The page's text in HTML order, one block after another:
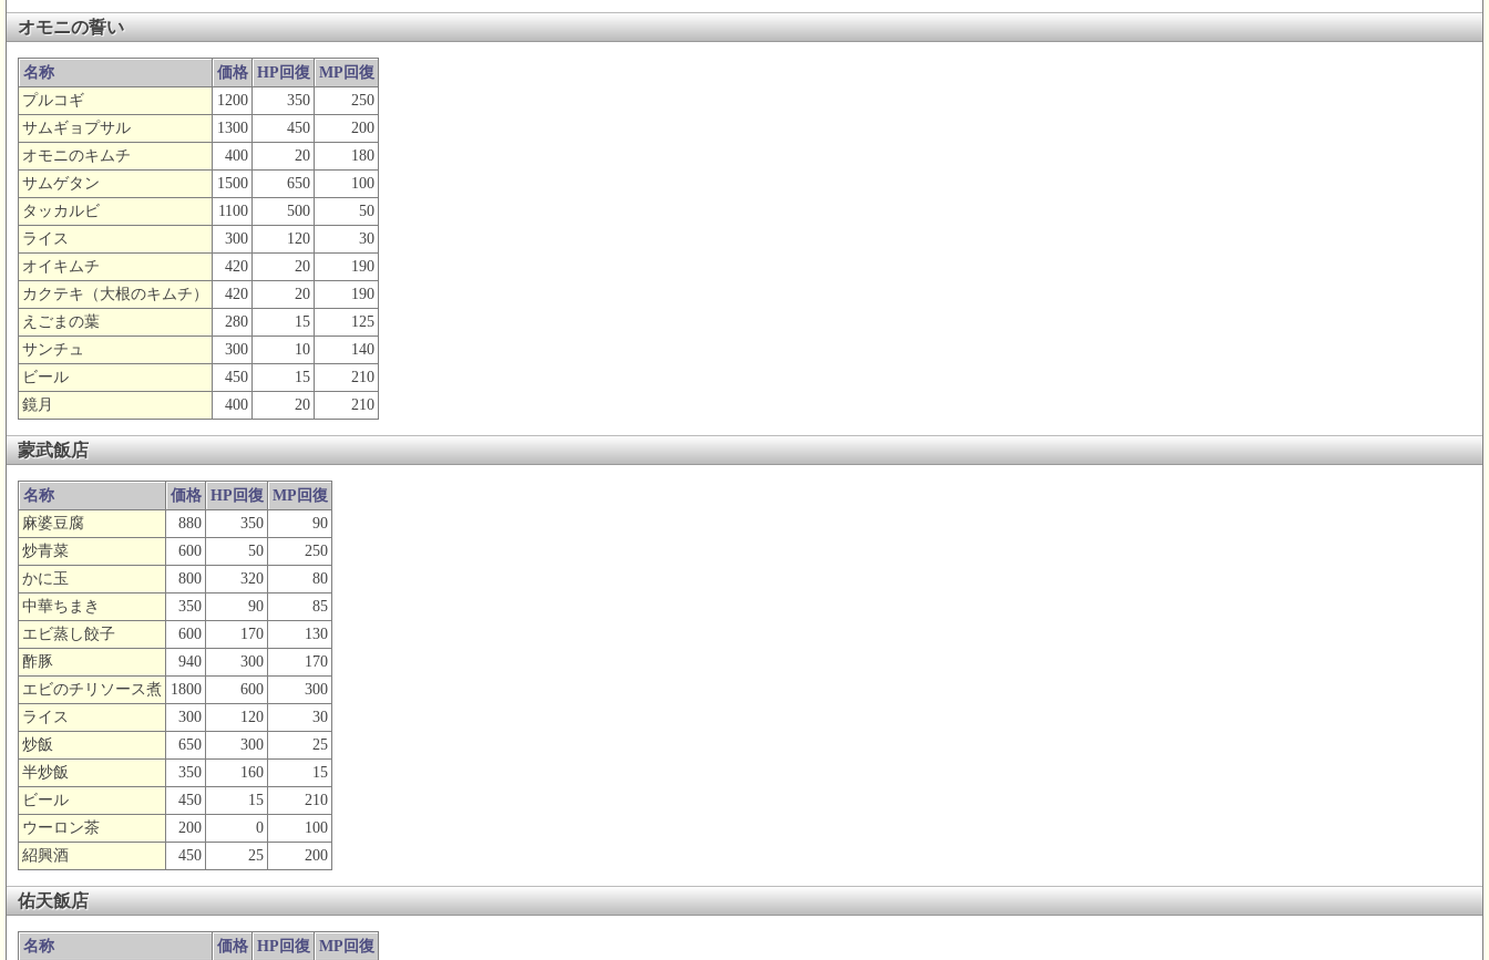
オモニの誓い
名称 価格 HP回復 MP回復
プルコギ
1200 350
250
サムギョプサル
1300 450
200
オモニのキムチ
400 20
180
サムゲタン
1500 650
100
タッカルビ
1100 500
50
ライス
300 120
30
オイキムチ
420 20
190
カクテキ（大根のキムチ）
420 20
190
えごまの葉
280 15
125
サンチュ
300 10
140
ビール
450 15
210
鏡月
400 20 210
蒙武飯店
名称 価格 HP回復 MP回復
麻婆豆腐
880 350
90
炒青菜
600 50
250
かに玉
800 320
80
中華ちまき
350 90
85
エビ蒸し餃子
600 170
130
酢豚
940 300
170
エビのチリソース煮 1800 600
300
ライス
300 120
30
炒飯
650 300
25
半炒飯
350 160
15
ビール
450 15
210
ウーロン茶
200 0
100
紹興酒
450 25 200
佑天飯店
名称 価格 HP回復 MP回復